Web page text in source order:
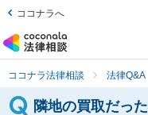
ココナラへ
ココナラ法律相談 法律Q&A
隣地の買取だっ